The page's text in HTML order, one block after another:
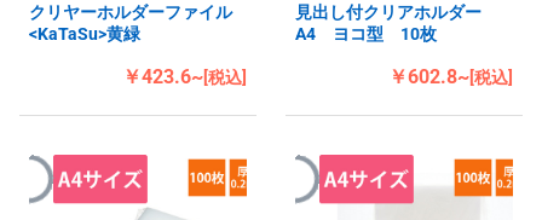
クリヤーホルダーファイル
<KaTaSu>黄緑
￥423.6~[税込]
見出し付クリアホルダー
A4 ヨコ型 10枚
￥602.8~[税込]